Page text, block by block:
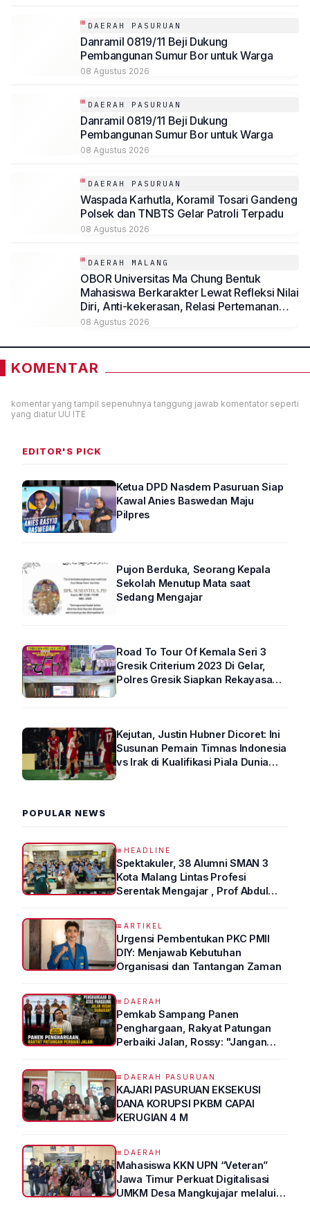
DAERAH PASURUAN
Danramil 0819/11 Beji Dukung
Pembangunan Sumur Bor untuk Warga
08 Agustus 2026
DAERAH PASURUAN
Danramil 0819/11 Beji Dukung
Pembangunan Sumur Bor untuk Warga
08 Agustus 2026
DAERAH PASURUAN
Waspada Karhutla, Koramil Tosari Gandeng
Polsek dan TNBTS Gelar Patroli Terpadu
08 Agustus 2026
DAERAH MALANG
OBOR Universitas Ma Chung Bentuk
Mahasiswa Berkarakter Lewat Refleksi Nilai
Diri, Anti-kekerasan, Relasi Pertemanan
hingga Kepemimpinan
08 Agustus 2026
KOMENTAR
komentar yang tampil sepenuhnya tanggung jawab komentator seperti
yang diatur UU ITE
EDITOR'S PICK
Ketua DPD Nasdem Pasuruan Siap
Kawal Anies Baswedan Maju
Pilpres
Pujon Berduka, Seorang Kepala
Sekolah Menutup Mata saat
Sedang Mengajar
Road To Tour Of Kemala Seri 3
Gresik Criterium 2023 Di Gelar,
Polres Gresik Siapkan Rekayasa
Kejutan, Justin Hubner Dicoret: Ini
Susunan Pemain Timnas Indonesia
vs Irak di Kualifikasi Piala Dunia
POPULAR NEWS
HEADLINE
Spektakuler, 38 Alumni SMAN 3
Kota Malang Lintas Profesi
Serentak Mengajar , Prof Abdul
ARTIKEL
Urgensi Pembentukan PKC PMII
DIY: Menjawab Kebutuhan
Organisasi dan Tantangan Zaman
DAERAH
Pemkab Sampang Panen
Penghargaan, Rakyat Patungan
Perbaiki Jalan, Rossy: "Jangan
DAERAH PASURUAN
KAJARI PASURUAN EKSEKUSI
DANA KORUPSI PKBM CAPAI
KERUGIAN 4 M
DAERAH
Mahasiswa KKN UPN “Veteran”
Jawa Timur Perkuat Digitalisasi
UMKM Desa Mangkujajar melalui